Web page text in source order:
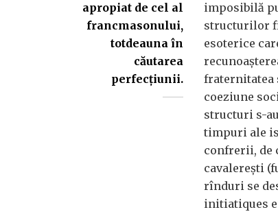
apropiat de cel al
francmasonului,
totdeauna în
căutarea
perfecţiunii.
imposibilă
structurilor
esoterice
fraternitatea
coeziune
structuri s-
timpuri ale
confrerii, de
cavalereşti
rînduri se
initiatiques